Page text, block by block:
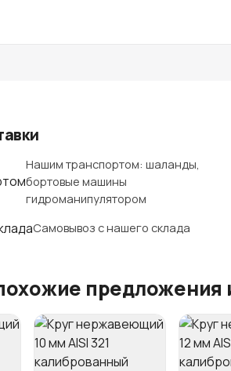
Нашим транспортом: шаланды,
бортовые машины
гидроманипулятором
Самовывоз с нашего склада
предложения